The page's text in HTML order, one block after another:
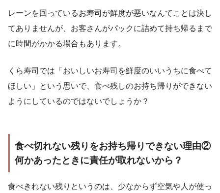
レーンを回っているお寿司が鮮度が悪いなんてことは決し
てありませんが、お客さんがパックに詰めて持ち帰るまで
に時間がかかる場合もあります。
くら寿司では「おいしいお寿司を鮮度のいいうちに食べて
ほしい」という思いで、食べ残しのお持ち帰りができない
ようにしているのではないでしょうか？
食べ切れない残りをお持ち帰りできない理由②
何かあったときに責任が取れないから？
食べきれない残りというのは、少なからず空気や人が使っ